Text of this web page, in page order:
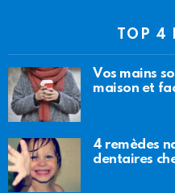
TOP 4
Vos mains
maison et
4 remèdes
dentaires